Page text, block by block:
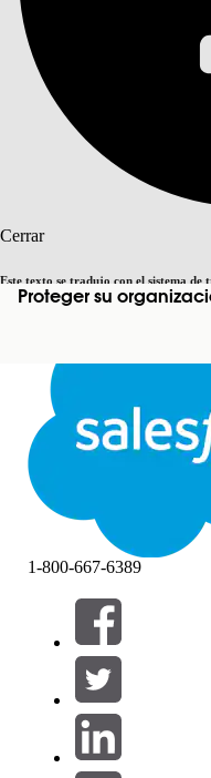
Cerrar
Este texto se tradujo con el sistema de
detallesaquí. Cambiar a inglés
Cerrar Cerrar
Proteger su
Índice de materias
Filtros (0)
SELECCIONAR FILTROS
Área de productos
1-800-667-6389